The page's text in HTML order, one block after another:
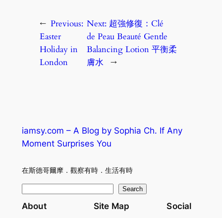
← Previous:
Easter
Holiday in
London
Next: 超強修復：Clé
de Peau Beauté Gentle
Balancing Lotion 平衡柔
膚水
→
iamsy.com – A Blog by Sophia Ch. If Any
Moment Surprises You
在斯德哥爾摩．觀察有時．生活有時
e
Search
About Site Map Social